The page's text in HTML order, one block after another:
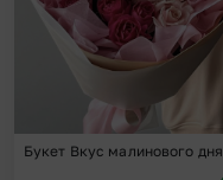
Букет Вкус малинового дня